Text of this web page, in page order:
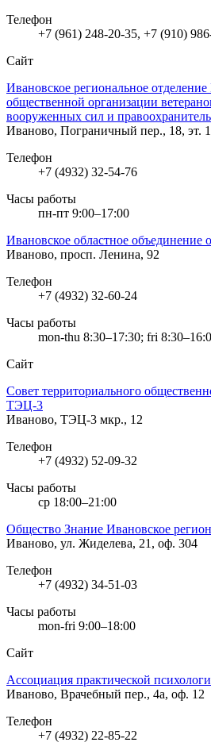
Телефон
+7 (961) 248-20-35, +7 (910)
Сайт
Ивановское региональное
общественной организации
вооруженных сил и
Иваново, Пограничный пер., 18, эт. 1
Телефон
+7 (4932) 32-54-76
Часы работы
пн-пт 9:00–17:00
Ивановское областное объединение
Иваново, просп. Ленина, 92
Телефон
+7 (4932) 32-60-24
Часы работы
mon-thu 8:30–17:30; fri
Сайт
Совет территориального
ТЭЦ-3
Иваново, ТЭЦ-3 мкр., 12
Телефон
+7 (4932) 52-09-32
Часы работы
ср 18:00–21:00
Общество Знание Ивановское
Иваново, ул. Жиделева, 21, оф. 304
Телефон
+7 (4932) 34-51-03
Часы работы
mon-fri 9:00–18:00
Сайт
Ассоциация практической
Иваново, Врачебный пер., 4а, оф. 12
Телефон
+7 (4932) 22-85-22